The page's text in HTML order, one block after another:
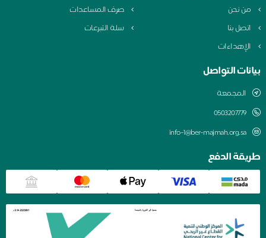
من نحن
صرف المساعدات
اتصل بنا
سلة التبرعات
الإهداءات
بيانات التواصل
المجمعة
0503207779
info-1@ber-majmah.org.sa
طريقة الدفع